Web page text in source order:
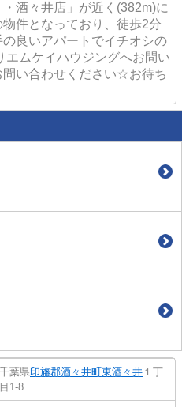
酒々井店」が近く(382m)に
件となっており、徒歩2分
良いアパートでイチオシの
ムケイハウジングへお問い
い合わせください☆お待ち
千葉県印旛郡酒々井町東酒々井 １丁
目1-8